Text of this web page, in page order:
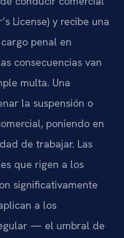
License) y recibe una
penal en
consecuencias van
multa. Una
la suspensión o
poniendo en
de trabajar. Las
que rigen a los
significativamente
a los
— el umbral de